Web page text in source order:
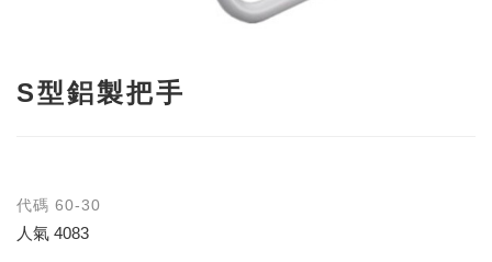
S型鋁製把手
代碼 60-30
人氣 4083